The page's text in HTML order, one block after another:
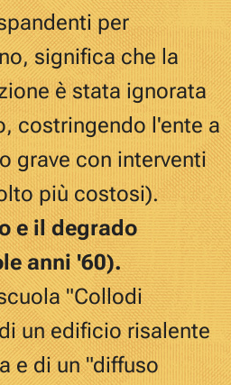
per
significa che la
è stata ignorata
costringendo l'ente a
grave con interventi
più costosi).
e il degrado
anni '60).
"Collodi
un edificio risalente
e di un "diffuso